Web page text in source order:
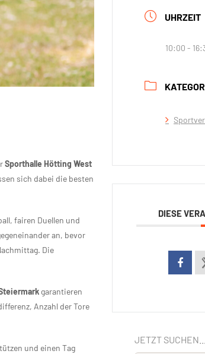
Sporthalle Hötting West
sich dabei die besten
fairen Duellen und
an, bevor
Die
garantieren
Anzahl der Tore
und einen Tag
UHRZEIT
10:00 -
DIESE
JETZT SUCHEN...